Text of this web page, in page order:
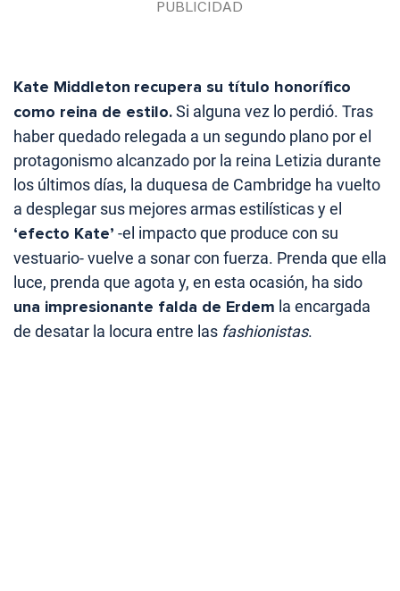
Kate Middleton recupera su título honorífico
como reina de estilo.Si alguna vez lo perdió. Tras
haber quedado relegada a un segundo plano por el
protagonismo alcanzado por la reina Letizia durante
los últimos días, la duquesa de Cambridge ha vuelto
a desplegar sus mejores armas estilísticas y el
‘efecto Kate’ -el impacto que produce con su
vestuario- vuelve a sonar con fuerza. Prenda que ella
luce, prenda que agota y, en esta ocasión, ha sido
una impresionante falda de Erdem la encargada
de desatar la locura entre las fashionistas.